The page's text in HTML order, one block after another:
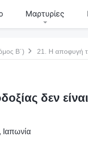
Μαρτυρίες
Β΄) 21. Η αποφυγή
δεν
Ιαπωνία